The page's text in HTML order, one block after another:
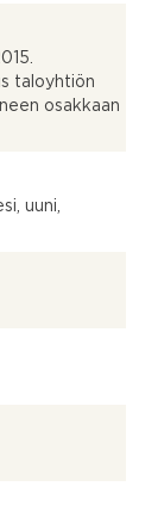
taloyhtiön
osakkaan
uuni,